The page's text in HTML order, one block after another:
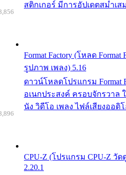
สติกเกอร์ มีการอัปเดตสม่ำเส
Format Factory (โหลด
รูปภาพ เพลง) 5.16
ดาวน์โหลดโปรแกรม Format
อเนกประสงค์ ครอบจักรวาล
นัง วิดีโอ เพลง ไฟล์เสียงออดิ
CPU-Z (โปรแกรม CPU-Z วั
2.20.1